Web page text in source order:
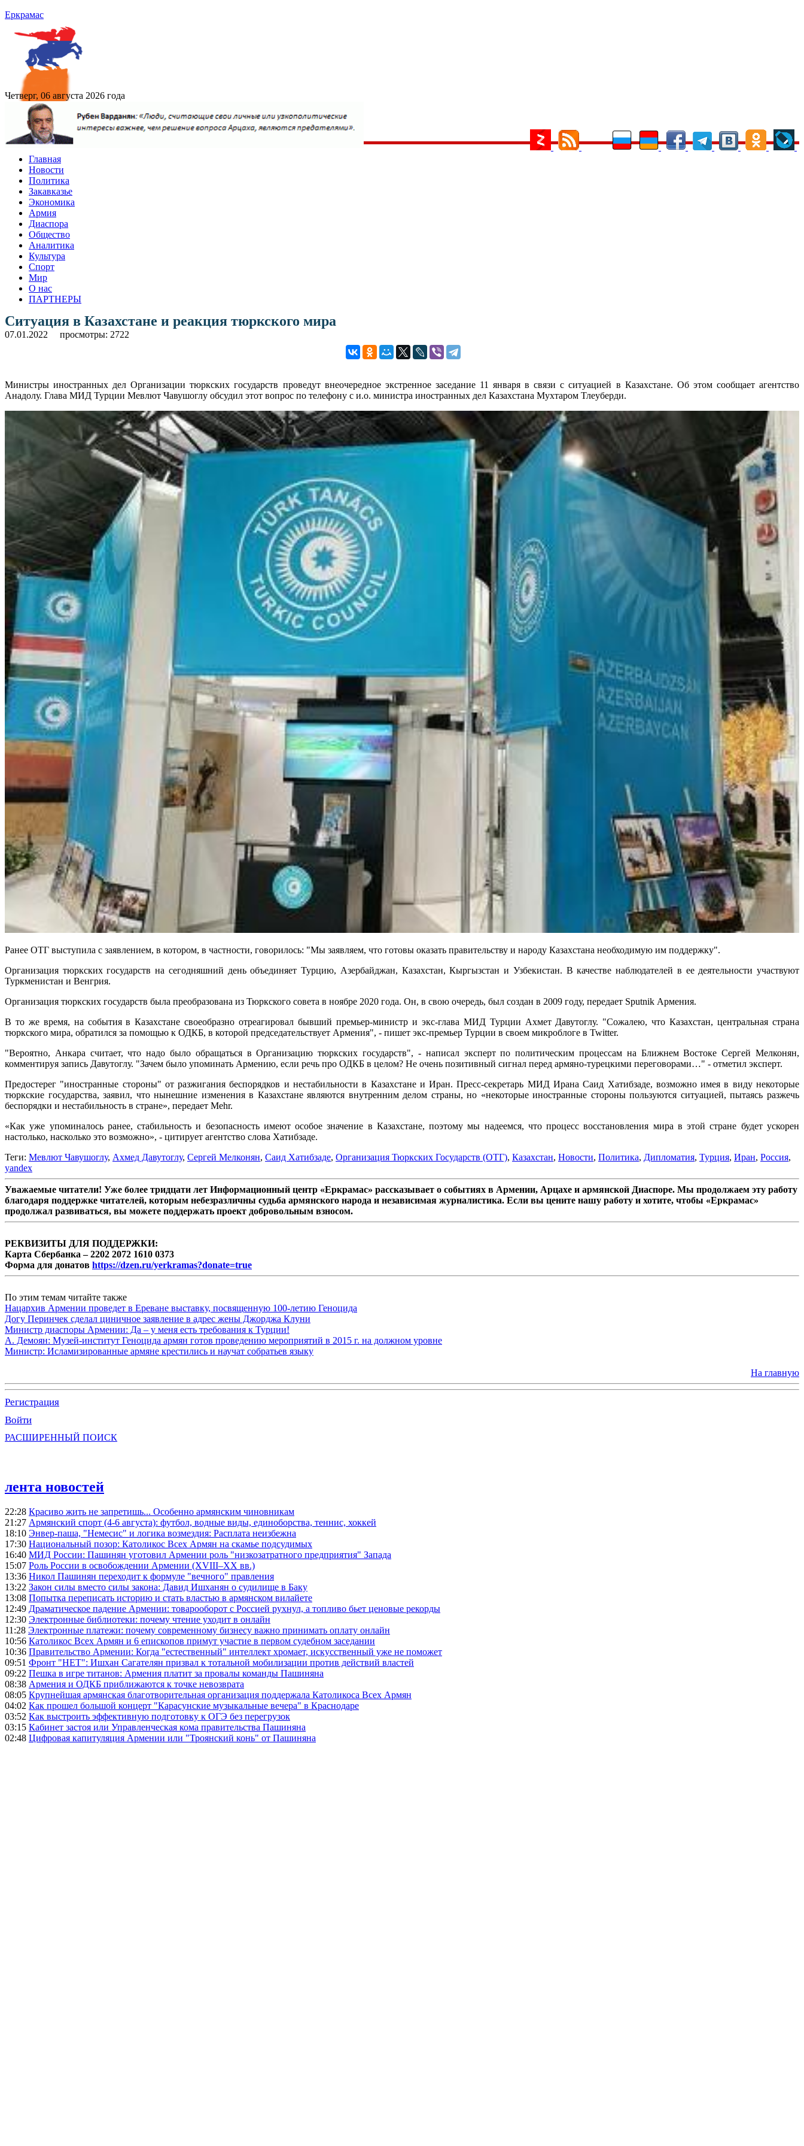
Еркрамас
Четверг, 06 августа 2026 года
Главная
Новости
Политика
Закавказье
Экономика
Армия
Диаспора
Общество
Аналитика
Культура
Спорт
Мир
О нас
ПАРТНЕРЫ
Ситуация в Казахстане и реакция тюркского мира
07.01.2022 просмотры: 2722
Министры иностранных дел Организации тюркских государств проведут внеочередное экстренное заседание 11 января в связи с ситуацией в Казахстане. Об этом сообщает агентство
Анадолу. Глава МИД Турции Мевлют Чавушоглу обсудил этот вопрос по телефону с и.о. министра иностранных дел Казахстана Мухтаром Тлеуберди.
Ранее ОТГ выступила с заявлением, в котором, в частности, говорилось: "Мы заявляем, что готовы оказать правительству и народу Казахстана необходимую им поддержку".
Организация тюркских государств на сегодняшний день объединяет Турцию, Азербайджан, Казахстан, Кыргызстан и Узбекистан. В качестве наблюдателей в ее деятельности участвуют
Туркменистан и Венгрия.
Организация тюркских государств была преобразована из Тюркского совета в ноябре 2020 года. Он, в свою очередь, был создан в 2009 году, передает Sputnik Армения.
В то же время, на события в Казахстане своеобразно отреагировал бывший премьер-министр и экс-глава МИД Турции Ахмет Давутоглу. "Сожалею, что Казахстан, центральная страна
тюркского мира, обратился за помощью к ОДКБ, в которой председательствует Армения", - пишет экс-премьер Турции в своем микроблоге в Twitter.
"Вероятно, Анкара считает, что надо было обращаться в Организацию тюркских государств", - написал эксперт по политическим процессам на Ближнем Востоке Сергей Мелконян,
комментируя запись Давутоглу. "Зачем было упоминать Армению, если речь про ОДКБ в целом? Не очень позитивный сигнал перед армяно-турецкими переговорами…" - отметил эксперт.
Предостерег "иностранные стороны" от разжигания беспорядков и нестабильности в Казахстане и Иран. Пресс-секретарь МИД Ирана Саид Хатибзаде, возможно имея в виду некоторые
тюркские государства, заявил, что нынешние изменения в Казахстане являются внутренним делом страны, но «некоторые иностранные стороны пользуются ситуацией, пытаясь разжечь
беспорядки и нестабильность в стране», передает Mehr.
«Как уже упоминалось ранее, стабильность и безопасность имеют особое значение в Казахстане, поэтому мы надеемся, что процесс восстановления мира в этой стране будет ускорен
настолько, насколько это возможно», - цитирует агентство слова Хатибзаде.
Теги: Мевлют Чавушоглу, Ахмед Давутоглу, Сергей Мелконян, Саид Хатибзаде, Организация Тюркских Государств (ОТГ), Казахстан, Новости, Политика, Дипломатия, Турция, Иран, Россия,
yandex
Уважаемые читатели! Уже более тридцати лет Информационный центр «Еркрамас» рассказывает о событиях в Армении, Арцахе и армянской Диаспоре. Мы продолжаем эту работу
благодаря поддержке читателей, которым небезразличны судьба армянского народа и независимая журналистика. Если вы цените нашу работу и хотите, чтобы «Еркрамас»
продолжал развиваться, вы можете поддержать проект добровольным взносом.
РЕКВИЗИТЫ ДЛЯ ПОДДЕРЖКИ:
Карта Сбербанка – 2202 2072 1610 0373
Форма для донатов https://dzen.ru/yerkramas?donate=true
По этим темам читайте также
Нацархив Армении проведет в Ереване выставку, посвященную 100-летию Геноцида
Догу Перинчек сделал циничное заявление в адрес жены Джорджа Клуни
Министр диаспоры Армении: Да – у меня есть требования к Турции!
А. Демоян: Музей-институт Геноцида армян готов проведению мероприятий в 2015 г. на должном уровне
Министр: Исламизированные армяне крестились и научат собратьев языку
На главную
Регистрация
Войти
РАСШИРЕННЫЙ ПОИСК
лента новостей
22:28 Красиво жить не запретишь... Особенно армянским чиновникам
21:27 Армянский спорт (4-6 августа): футбол, водные виды, единоборства, теннис, хоккей
18:10 Энвер-паша, "Немесис" и логика возмездия: Расплата неизбежна
17:30 Национальный позор: Католикос Всех Армян на скамье подсудимых
16:40 МИД России: Пашинян уготовил Армении роль "низкозатратного предприятия" Запада
15:07 Роль России в освобождении Армении (XVIII–XX вв.)
13:36 Никол Пашинян переходит к формуле "вечного" правления
13:22 Закон силы вместо силы закона: Давид Ишханян о судилище в Баку
13:08 Попытка переписать историю и стать властью в армянском вилайете
12:49 Драматическое падение Армении: товарооборот с Россией рухнул, а топливо бьет ценовые рекорды
12:30 Электронные библиотеки: почему чтение уходит в онлайн
11:28 Электронные платежи: почему современному бизнесу важно принимать оплату онлайн
10:56 Католикос Всех Армян и 6 епископов примут участие в первом судебном заседании
10:36 Правительство Армении: Когда "естественный" интеллект хромает, искусственный уже не поможет
09:51 Фронт "НЕТ": Ишхан Сагателян призвал к тотальной мобилизации против действий властей
09:22 Пешка в игре титанов: Армения платит за провалы команды Пашиняна
08:38 Армения и ОДКБ приближаются к точке невозврата
08:05 Крупнейшая армянская благотворительная организация поддержала Католикоса Всех Армян
04:02 Как прошел большой концерт "Карасунские музыкальные вечера" в Краснодаре
03:52 Как выстроить эффективную подготовку к ОГЭ без перегрузок
03:15 Кабинет застоя или Управленческая кома правительства Пашиняна
02:48 Цифровая капитуляция Армении или "Троянский конь" от Пашиняна